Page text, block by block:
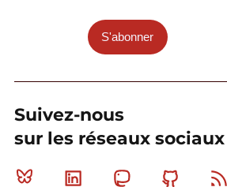
S'abonner
Suivez-nous
sur les réseaux sociaux
Bluesky Linkedin MastodonGithub